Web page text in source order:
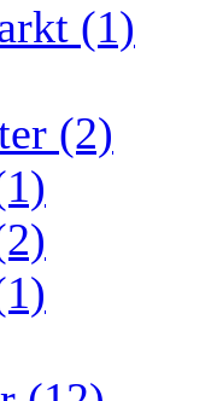
(1)
(2)